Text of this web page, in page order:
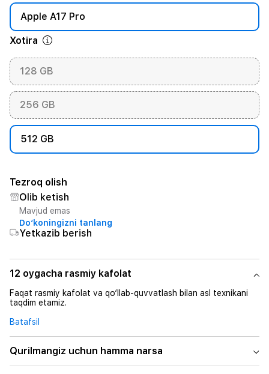
Apple A17 Pro
Xotira
128 GB
256 GB
512 GB
Tezroq olish
Olib ketish
Mavjud emas
Do‘koningizni tanlang
Yetkazib berish
12 oygacha rasmiy kafolat
Faqat rasmiy kafolat va qo‘llab-quvvatlash bilan asl texnikani
taqdim etamiz.
Batafsil
Qurilmangiz uchun hamma narsa